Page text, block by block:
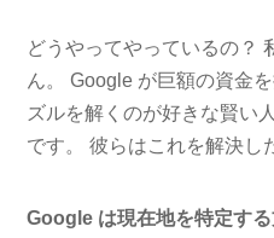
どうやってやっているの？
ん。 Google が巨額の資金
ズルを解くのが好きな賢い
です。 彼らはこれを解決し
Google は現在地を特定す